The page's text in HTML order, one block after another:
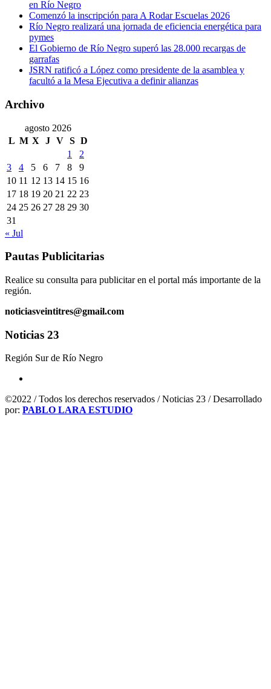
en Río Negro
Comenzó la inscripción para A Rodar Escuelas 2026
Río Negro realizará una jornada de eficiencia energética para
pymes
El Gobierno de Río Negro superó las 28.000 recargas de
garrafas
JSRN ratificó a López como presidente de la asamblea y
facultó a la Mesa Ejecutiva a definir alianzas
Archivo
agosto 2026
L M X J V S D
1
2
3
4 5 6 7 8
9
10 11 12 13 14 15 16
17 18 19 20 21 22 23
24 25 26 27 28 29 30
31
« Jul
Pautas Publicitarias
Realice su consulta para publicitar en el portal más importante de la
región.
noticiasveintitres@gmail.com
Noticias 23
Región Sur de Río Negro
©2022 / Todos los derechos reservados / Noticias 23 / Desarrollado
por: PABLO LARA ESTUDIO